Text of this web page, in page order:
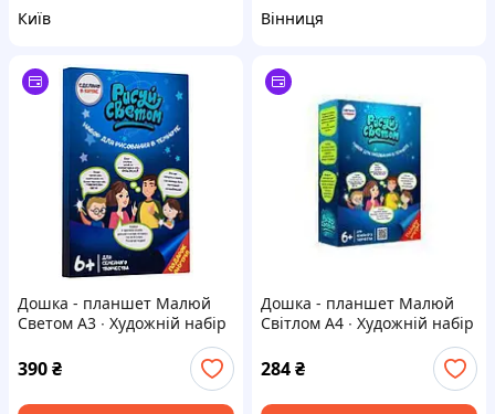
Київ
Вінниця
Дошка - планшет Малюй
Светом A3 ∙ Художній набір
створення малюнків, що
світяться в темряві, 33*45
см
390₴
Дошка - планшет Малюй
Світлом A4 ∙ Художній набір
створення малюнків, що
світяться в темряві, 30*21
см
284₴